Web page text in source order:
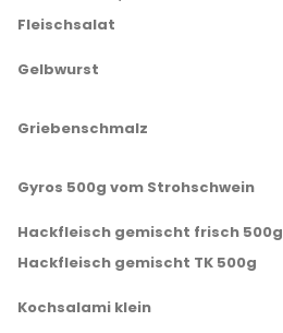
Fleischsalat
Gelbwurst
Griebenschmalz
Gyros 500g vom Strohschwein
Hackfleisch gemischt frisch 500g
Hackfleisch gemischt TK 500g
Kochsalami klein